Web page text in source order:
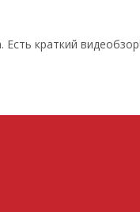
краткий